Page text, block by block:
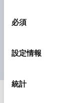
必須
設定情報
統計
ISO 3864-4安
現がより明確